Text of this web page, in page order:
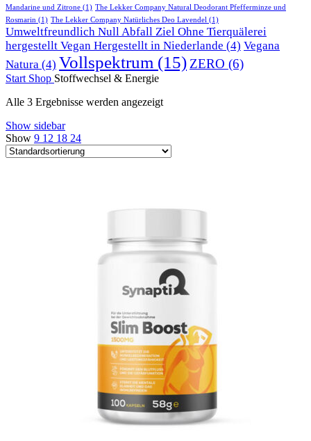
Mandarine und Zitrone (1) The Lekker Company Natural Deodorant Pfefferminze und
Rosmarin (1) The Lekker Company Natürliches Deo Lavendel (1)
Umweltfreundlich Null Abfall Ziel Ohne Tierquälerei
hergestellt Vegan Hergestellt in Niederlande (4) Vegana
Natura (4) Vollspektrum (15) ZERO (6)
Start Shop Stoffwechsel & Energie
Alle 3 Ergebnisse werden angezeigt
Show sidebar
Show 9 12 18 24